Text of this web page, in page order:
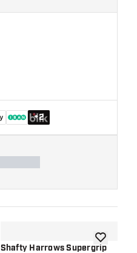
+2
życzeń
Shafty Harrows Supergripdodaj do